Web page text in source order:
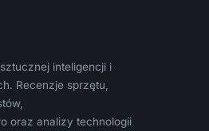
inteligencji i
Recenzje sprzętu,
oraz analizy technologii